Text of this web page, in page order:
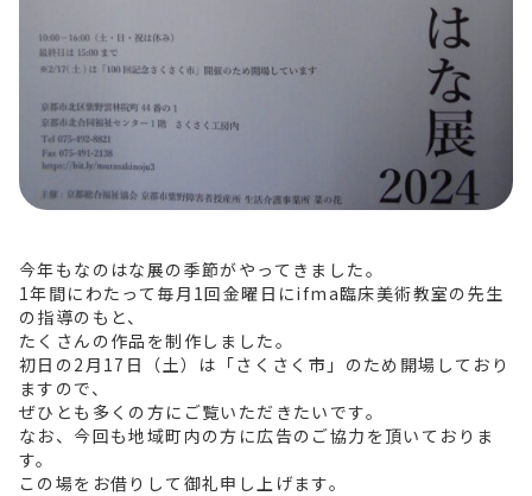
今年もなのはな展の季節がやってきました。
1年間にわたって毎月1回金曜日にifma臨床美術教室の先生
の指導のもと、
たくさんの作品を制作しました。
初日の2月17日（土）は「さくさく市」のため開場しており
ますので、
ぜひとも多くの方にご覧いただきたいです。
なお、今回も地域町内の方に広告のご協力を頂いておりま
す。
この場をお借りして御礼申し上げます。